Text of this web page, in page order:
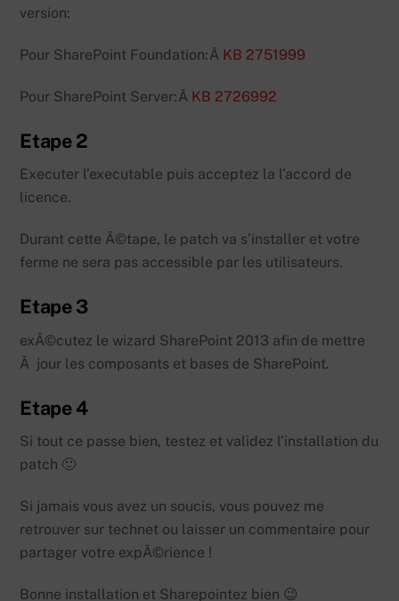
version:
Pour SharePoint Foundation:Â KB 2751999
Pour SharePoint Server:Â KB 2726992
Etape 2
Executer l’executable puis acceptez la l’accord de
licence.
Durant cette Ã©tape, le patch va s’installer et votre
ferme ne sera pas accessible par les utilisateurs.
Etape 3
exÃ©cutez le wizard SharePoint 2013 afin de mettre
Ã jour les composants et bases de SharePoint.
Etape 4
Si tout ce passe bien, testez et validez l’installation du
patch 🙂
Si jamais vous avez un soucis, vous pouvez me
retrouver sur technet ou laisser un commentaire pour
partager votre expÃ©rience !
Bonne installation et Sharepointez bien 😉